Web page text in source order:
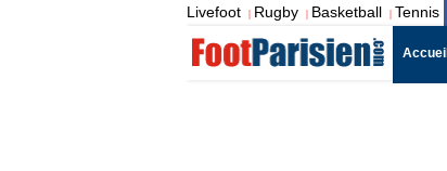
Livefoot | Rugby | Basketball | Tennis
Accueil